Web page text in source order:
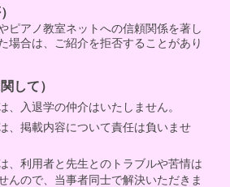
ピアノ教室ネットへの信頼関係を著し
場合は、ご紹介を拒否することがあり
して）
、入退学の仲介はいたしません。
、掲載内容について責任は負いませ
、利用者と先生とのトラブルや苦情は
んので、当事者同士で解決いただきま